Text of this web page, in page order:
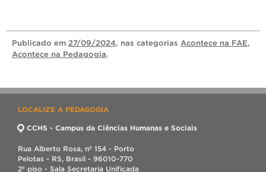
Publicado em 27/09/2024, nas categorias Acontece na FAE,
Acontece na Pedagogia.
LOCALIZE A PEDAGOGIA
CCHS - Campus da Ciências Humanas e Sociais
Rua Alberto Rosa, nº 154 - Porto
Pelotas - RS, Brasil - 96010-770
2º piso - Sala Secretaria Unificada